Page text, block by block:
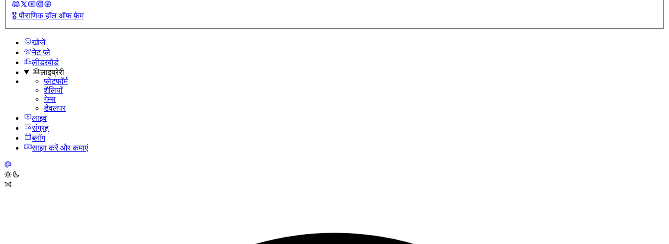
🎖️पौराणिक हॉल ऑफ फ़ेम
खोजें
नेट प्ले
लीडरबोर्ड
लाइब्रेरी
प्लेटफॉर्म
शैलियाँ
गेम्स
डेवलपर
लाइव
संग्रह
ब्लॉग
साझा करें और कमाएं